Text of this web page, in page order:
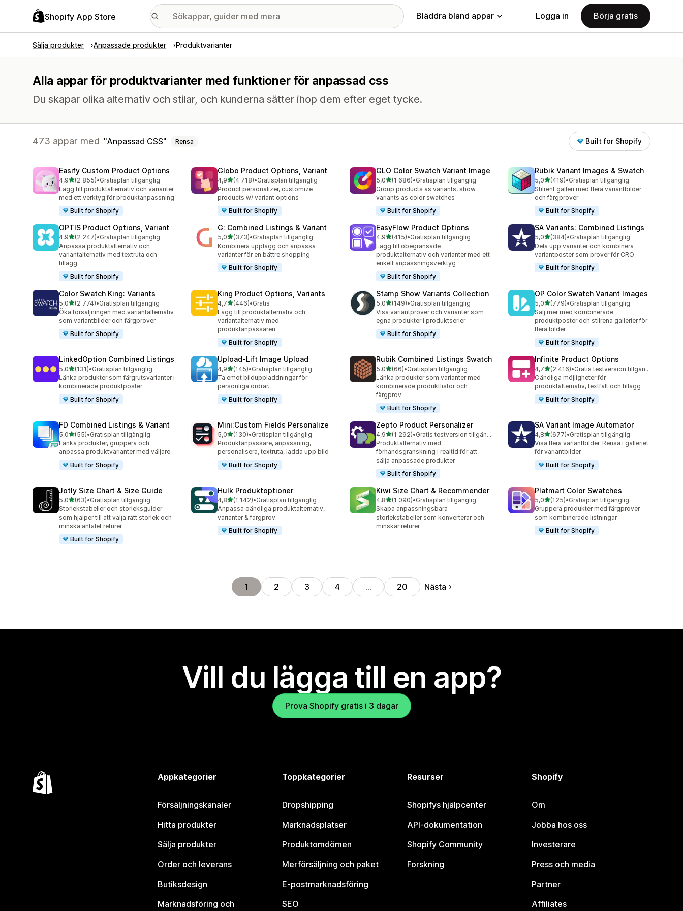
Shopify App Store Bläddra bland appar Logga in Börja gratis
Sälja produkter Anpassade produkter Produktvarianter
Alla appar för produktvarianter med funktioner för anpassad css
Du skapar olika alternativ och stilar, och kunderna sätter ihop dem efter eget tycke.
473 appar med Anpassad CSS Rensa Built for Shopify
Easify Custom Product Options
4,9av 5 stjärnor
(2 855)
2855 recensioner totalt
•Gratisplan tillgänglig
Lägg till produktalternativ och varianter
med ett verktyg för produktanpassning
Built for Shopify
Globo Product Options, Variant
4,9av 5 stjärnor
(4 718)
4718 recensioner totalt
•Gratisplan tillgänglig
Product personalizer, customize
products w/ variant options
Built for Shopify
GLO Color Swatch Variant Image
5,0av 5 stjärnor
(1 686)
1686 recensioner totalt
•Gratisplan tillgänglig
Group products as variants, show
variants as color swatches
Built for Shopify
Rubik Variant Images & Swatch
5,0av 5 stjärnor
(419)
419 recensioner totalt
•Gratisplan tillgänglig
Stilrent galleri med flera variantbilder
och färgprover
Built for Shopify
OPTIS Product Options, Variant
4,9av 5 stjärnor
(2 247)
2247 recensioner totalt
•Gratisplan tillgänglig
Anpassa produktalternativ och
variantalternativ med textruta och
tillägg
Built for Shopify
G: Combined Listings & Variant
5,0av 5 stjärnor
(373)
373 recensioner totalt
•Gratisplan tillgänglig
Kombinera upplägg och anpassa
varianter för en bättre shopping
Built for Shopify
EasyFlow Product Options
4,9av 5 stjärnor
(415)
415 recensioner totalt
•Gratisplan tillgänglig
Lägg till obegränsade
produktalternativ och varianter med ett
enkelt anpassningsverktyg
Built for Shopify
SA Variants: Combined Listings
5,0av 5 stjärnor
(384)
384 recensioner totalt
•Gratisplan tillgänglig
Dela upp varianter och kombinera
variantposter som prover för CRO
Built for Shopify
Color Swatch King: Variants
5,0av 5 stjärnor
(2 774)
2774 recensioner totalt
•Gratisplan tillgänglig
Öka försäljningen med variantalternativ
som variantbilder och färgprover
Built for Shopify
King Product Options, Variants
4,7av 5 stjärnor
(446)
446 recensioner totalt
•Gratis
Lägg till produktalternativ och
variantalternativ med
produktanpassaren
Built for Shopify
Stamp Show Variants Collection
5,0av 5 stjärnor
(149)
149 recensioner totalt
•Gratisplan tillgänglig
Visa variantprover och varianter som
egna produkter i produktserier
Built for Shopify
OP Color Swatch Variant Images
5,0av 5 stjärnor
(779)
779 recensioner totalt
•Gratisplan tillgänglig
Sälj mer med kombinerade
produktposter och stilrena gallerier för
flera bilder
Built for Shopify
LinkedOption Combined Listings
5,0av 5 stjärnor
(131)
131 recensioner totalt
•Gratisplan tillgänglig
Länka produkter som färgrutsvarianter i
kombinerade produktposter
Built for Shopify
Upload‑Lift Image Upload
4,9av 5 stjärnor
(145)
145 recensioner totalt
•Gratisplan tillgänglig
Ta emot bilduppladdningar för
personliga ordrar.
Built for Shopify
Rubik Combined Listings Swatch
5,0av 5 stjärnor
(66)
66 recensioner totalt
•Gratisplan tillgänglig
Länka produkter som varianter med
kombinerade produktlistor och
färgprov
Built for Shopify
Infinite Product Options
4,7av 5 stjärnor
(2 416)
2416 recensioner totalt
•
Gratis testversion tillgänglig
Oändliga möjligheter för
produktalternativ, textfält och tillägg
Built for Shopify
FD Combined Listings & Variant
5,0av 5 stjärnor
(55)
55 recensioner totalt
•Gratisplan tillgänglig
Länka produkter, gruppera och
anpassa produktvarianter med väljare
Built for Shopify
Mini:Custom Fields Personalize
5,0av 5 stjärnor
(130)
130 recensioner totalt
•Gratisplan tillgänglig
Produktanpassare, anpassning,
personalisera, textruta, ladda upp bild
Built for Shopify
Zepto Product Personalizer
4,9av 5 stjärnor
(1 292)
1292 recensioner totalt
•
Gratis testversion tillgänglig
Produktalternativ med
förhandsgranskning i realtid för att
sälja anpassade produkter
Built for Shopify
SA Variant Image Automator
4,8av 5 stjärnor
(677)
677 recensioner totalt
•Gratisplan tillgänglig
Visa flera variantbilder. Rensa i galleriet
för variantbilder.
Built for Shopify
Jotly Size Chart & Size Guide
5,0av 5 stjärnor
(63)
63 recensioner totalt
•Gratisplan tillgänglig
Storlekstabeller och storleksguider
som hjälper till att välja rätt storlek och
minska antalet returer
Built for Shopify
Hulk Produktoptioner
4,8av 5 stjärnor
(1 142)
1142 recensioner totalt
•Gratisplan tillgänglig
Anpassa oändliga produktalternativ,
varianter & färgprov.
Built for Shopify
Kiwi Size Chart & Recommender
4,8av 5 stjärnor
(1 090)
1090 recensioner totalt
•Gratisplan tillgänglig
Skapa anpassningsbara
storlekstabeller som konverterar och
minskar returer
Platmart Color Swatches
5,0av 5 stjärnor
(125)
125 recensioner totalt
•Gratisplan tillgänglig
Gruppera produkter med färgprover
som kombinerade listningar
Built for Shopify
1 2 3 4 … 20 Nästa
Vill du lägga till en app?
Prova Shopify gratis i 3 dagar
Appkategorier
Försäljningskanaler
Hitta produkter
Sälja produkter
Order och leverans
Butiksdesign
Marknadsföring och
Toppkategorier
Dropshipping
Marknadsplatser
Produktomdömen
Merförsäljning och paket
E-postmarknadsföring
SEO
Resurser
Shopifys hjälpcenter
API-dokumentation
Shopify Community
Forskning
Shopify
Om
Jobba hos oss
Investerare
Press och media
Partner
Affiliates